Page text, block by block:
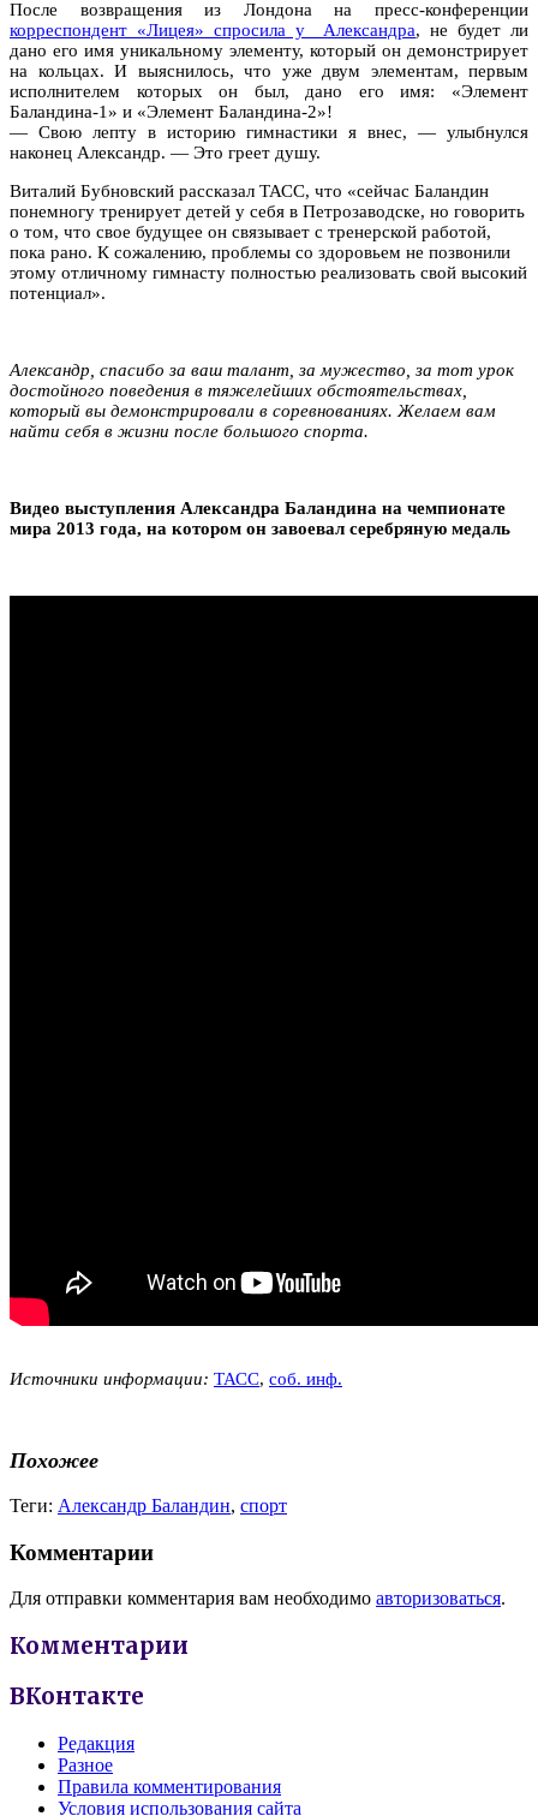
После возвращения из Лондона на пресс-конференции
корреспондент «Лицея» спросила у Александра, не будет ли
дано его имя уникальному элементу, который он демонстрирует
на кольцах. И выяснилось, что уже двум элементам, первым
исполнителем которых он был, дано его имя: «Элемент
Баландина-1» и «Элемент Баландина-2»!
— Свою лепту в историю гимнастики я внес, — улыбнулся
наконец Александр. — Это греет душу.
Виталий Бубновский рассказал ТАСС, что «сейчас Баландин
понемногу тренирует детей у себя в Петрозаводске, но говорить
о том, что свое будущее он связывает с тренерской работой,
пока рано. К сожалению, проблемы со здоровьем не позвонили
этому отличному гимнасту полностью реализовать свой высокий
потенциал».
Александр, спасибо за ваш талант, за мужество, за тот урок
достойного поведения в тяжелейших обстоятельствах,
который вы демонстрировали в соревнованиях. Желаем вам
найти себя в жизни после большого спорта.
Видео выступления Александра Баландина на чемпионате
мира 2013 года, на котором он завоевал серебряную медаль
Источники информации: ТАСС, соб. инф.
Похожее
Теги: Александр Баландин, спорт
Комментарии
Для отправки комментария вам необходимо авторизоваться.
Комментарии
ВКонтакте
Редакция
Разное
Правила комментирования
Условия использования сайта